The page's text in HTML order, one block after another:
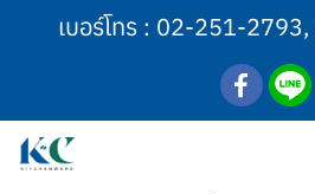
เบอร์โทร : 02-251-2793,